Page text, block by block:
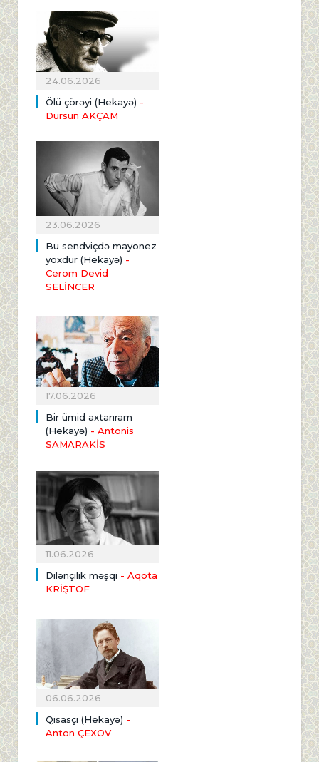
24.06.2026
Ölü çörəyi (Hekayə) -
Dursun AKÇAM
23.06.2026
Bu sendviçdə mayonez
yoxdur (Hekayə) -
Cerom Devid
SELİNCER
17.06.2026
Bir ümid axtarıram
(Hekayə) - Antonis
SAMARAKİS
11.06.2026
Dilənçilik məşqi - Aqota
KRİŞTOF
06.06.2026
Qisasçı (Hekayə) -
Anton ÇEXOV